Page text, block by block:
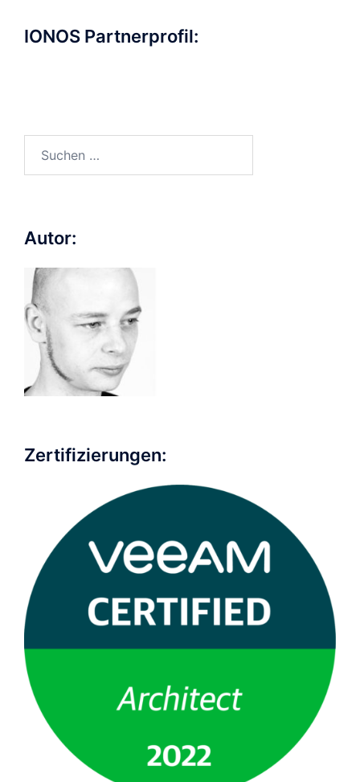
IONOS Partnerprofil:
Autor:
Zertifizierungen: